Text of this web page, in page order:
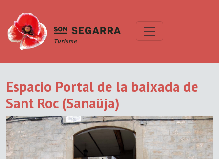
Espacio Portal de la baixada de
Sant Roc (Sanaüja)